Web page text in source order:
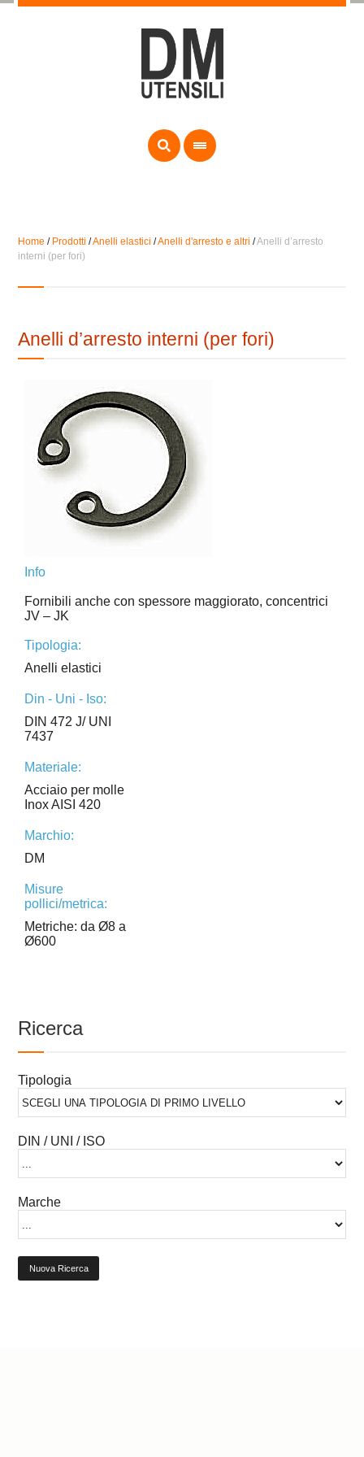
Home / Prodotti /Anelli elastici /Anelli d'arresto e altri /Anelli d’arresto
interni (per fori)
Anelli d’arresto interni (per fori)
Info
Fornibili anche con spessore maggiorato, concentrici
JV – JK
Tipologia:
Anelli elastici
Din - Uni - Iso:
DIN 472 J/ UNI
7437
Materiale:
Acciaio per molle
Inox AISI 420
Marchio:
DM
Misure
pollici/metrica:
Metriche: da Ø8 a
Ø600
Ricerca
Tipologia
DIN / UNI / ISO
Marche
Nuova Ricerca